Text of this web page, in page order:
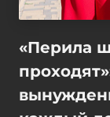
«Перила